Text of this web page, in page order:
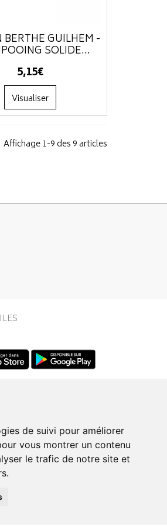
de suivi pour améliorer
vous montrer un contenu
le trafic de notre site et
BERTHE GUILHEM -
SOLIDE...
5,15€
Visualiser
Affichage 1-9 des 9 articles